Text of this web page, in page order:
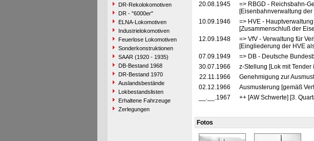
DR-Rekolokomotiven
DR - "6000er"
ELNA-Lokomotiven
Industrielokomotiven
Feuerlose Lokomotiven
Sonderkonstruktionen
SAAR (1920 - 1935)
DB-Bestand 1968
DR-Bestand 1970
Auslandsbestände
Lokbestandslisten
Erhaltene Fahrzeuge
Zerlegungen
20.08.1945
=> RBGD - Reichsbahn-
[Eisenbahnverwaltung
10.09.1946
=> HVE -
[Zusammenschluß der
12.09.1948
=> VfV - Verwaltung für
[Eingliederung der HVE
07.09.1949
=> DB - Deutsche
30.07.1966
z-Stellung [Lok mit
22.11.1966
Genehmigung zur
02.12.1966
Ausmusterung [gemäß
__.__.1967
++ [AW Schwerte] [3.
Fotos